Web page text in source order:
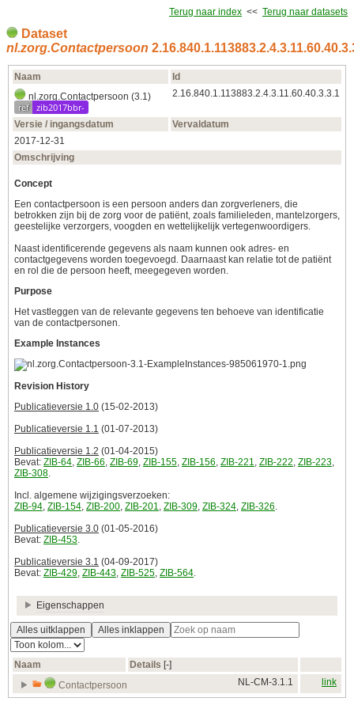
Terug naar index << Terug naar datasets
Dataset
nl.zorg.Contactpersoon
Naam
Id
nl.zorg.Contactpersoon (3.1)
ref zib2017bbr-
2.16.840.1.113883.2.4.3.11.60.40.3.3.1
Versie / ingangsdatum
Vervaldatum
2017‑12‑31
Omschrijving
Concept
Een contactpersoon is een persoon anders dan zorgverleners, die
betrokken zijn bij de zorg voor de patiënt, zoals familieleden, mantelzorgers,
geestelijke verzorgers, voogden en wettelijkelijk vertegenwoordigers.
Naast identificerende gegevens als naam kunnen ook adres- en
contactgegevens worden toegevoegd. Daarnaast kan relatie tot de patiënt
en rol die de persoon heeft, meegegeven worden.
Purpose
Het vastleggen van de relevante gegevens ten behoeve van identificatie
van de contactpersonen.
Example Instances
Revision History
Publicatieversie 1.0 (15-02-2013)
Publicatieversie 1.1 (01-07-2013)
Publicatieversie 1.2 (01-04-2015)
Bevat: ZIB-64, ZIB-66, ZIB-69, ZIB-155, ZIB-156, ZIB-221, ZIB-222, ZIB-223,
ZIB-308.
Incl. algemene wijzigingsverzoeken:
ZIB-94, ZIB-154, ZIB-200, ZIB-201, ZIB-309, ZIB-324, ZIB-326.
Publicatieversie 3.0 (01-05-2016)
Bevat: ZIB-453.
Publicatieversie 3.1 (04-09-2017)
Bevat: ZIB-429, ZIB-443, ZIB-525, ZIB-564.
Eigenschappen
Alles uitklappen Alles inklappen
Naam Details [‑]
Contactpersoon
NL-CM-3.1.1 link